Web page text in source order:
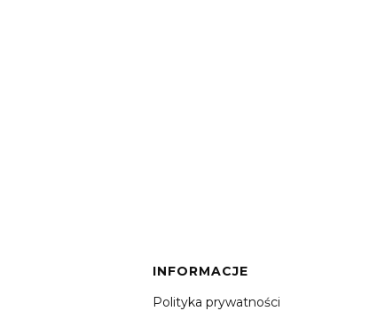
INFORMACJE
Polityka prywatności